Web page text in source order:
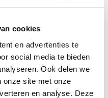
cookies
en advertenties te
social media te bieden
Ook delen we
onze site met onze
en analyse. Deze
het predicaat provinciaal
aan en ga
(bij Uithoorn) naar de
sluiswachtershuisjes met
Om bij te komen.